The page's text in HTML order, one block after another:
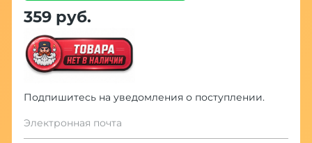
359 руб.
Подпишитесь на уведомления о поступлении.
Электронная почта